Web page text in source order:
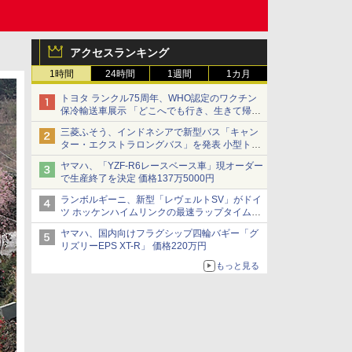
アクセスランキング
1時間 24時間 1週間 1カ月
トヨタ ランクル75周年、WHO認定のワクチン
保冷輸送車展示 「どこへでも行き、生きて帰っ
てこられる」ランドクルーザーで命をつなぐ
三菱ふそう、インドネシアで新型バス「キャン
ター・エクストラロングバス」を発表 小型トラ
ックベースの観光・旅客輸送向けバス
ヤマハ、「YZF-R6レースベース車」現オーダー
で生産終了を決定 価格137万5000円
ランボルギーニ、新型「レヴェルトSV」がドイ
ツ ホッケンハイムリンクの最速ラップタイムを
記録
ヤマハ、国内向けフラグシップ四輪バギー「グ
リズリーEPS XT-R」 価格220万円
もっと見る